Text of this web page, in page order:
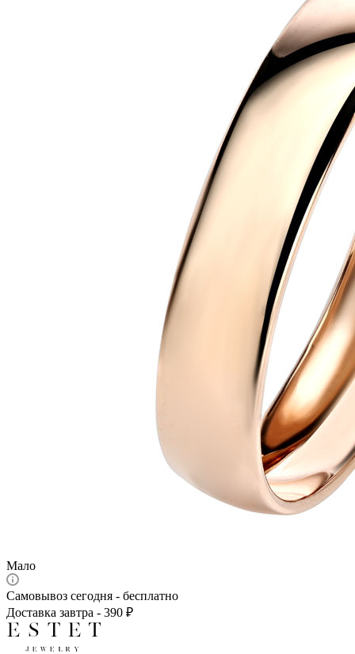
Мало
Самовывоз сегодня - бесплатно
Доставка завтра - 390 ₽